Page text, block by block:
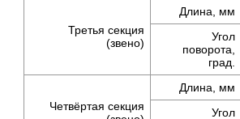
Третья секция
(звено)
Длина, мм
Угол
поворота,
град.
Четвёртая секция
Длина, мм
Угол